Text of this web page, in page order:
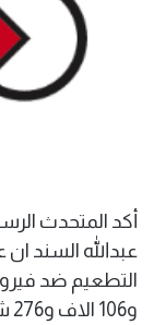
أكد المتحدث
عبدالله السند